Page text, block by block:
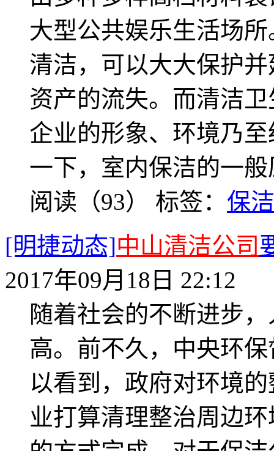
大型公共娱乐生活场
清洁，可以大大保护
资产的流失。而清洁
企业的形象、环境乃
一下，室内保洁的一
阅读（93） 标签： 保
[明捷动态]中山清洁公司
2017年09月18日 22:12
随着社会的不断进步
高。前不久，中央环
以看到，政府对环境
业打算清理整治周边